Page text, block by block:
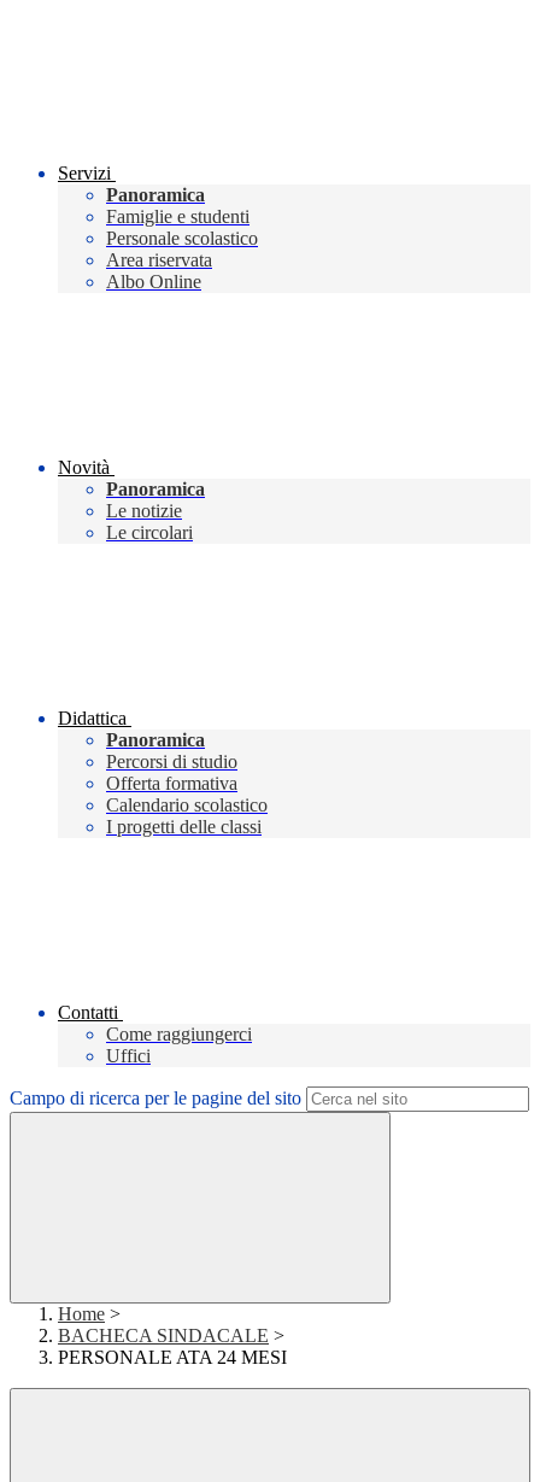
Servizi
Panoramica
Famiglie e studenti
Personale scolastico
Area riservata
Albo Online
Novità
Panoramica
Le notizie
Le circolari
Didattica
Panoramica
Percorsi di studio
Offerta formativa
Calendario scolastico
I progetti delle classi
Contatti
Come raggiungerci
Uffici
Campo di ricerca per le pagine del sito
Home >
BACHECA SINDACALE >
PERSONALE ATA 24 MESI